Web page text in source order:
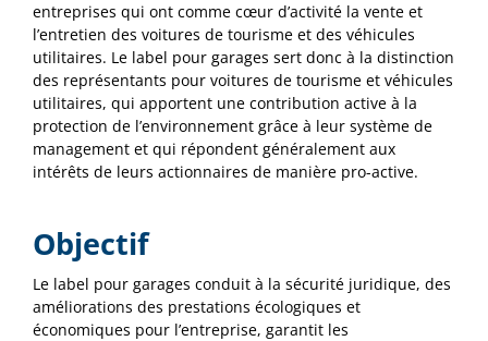
entreprises qui ont comme cœur d’activité la vente et
l’entretien des voitures de tourisme et des véhicules
utilitaires. Le label pour garages sert donc à la distinction
des représentants pour voitures de tourisme et véhicules
utilitaires, qui apportent une contribution active à la
protection de l’environnement grâce à leur système de
management et qui répondent généralement aux
intérêts de leurs actionnaires de manière pro-active.
Objectif
Le label pour garages conduit à la sécurité juridique, des
améliorations des prestations écologiques et
économiques pour l’entreprise, garantit les